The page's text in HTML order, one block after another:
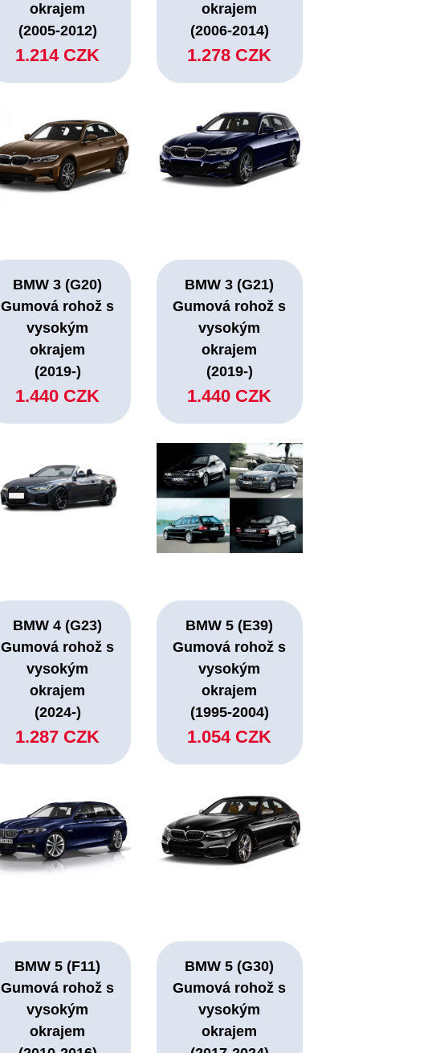
okrajem
(2005-2012)
1.214 CZK
okrajem
(2006-2014)
1.278 CZK
BMW 3 (G20)
Gumová rohož s
vysokým
okrajem
(2019-)
1.440 CZK
BMW 3 (G21)
Gumová rohož s
vysokým
okrajem
(2019-)
1.440 CZK
BMW 4 (G23)
Gumová rohož s
vysokým
okrajem
(2024-)
1.287 CZK
BMW 5 (E39)
Gumová rohož s
vysokým
okrajem
(1995-2004)
1.054 CZK
BMW 5 (F11)
Gumová rohož s
vysokým
okrajem
BMW 5 (G30)
Gumová rohož s
vysokým
okrajem